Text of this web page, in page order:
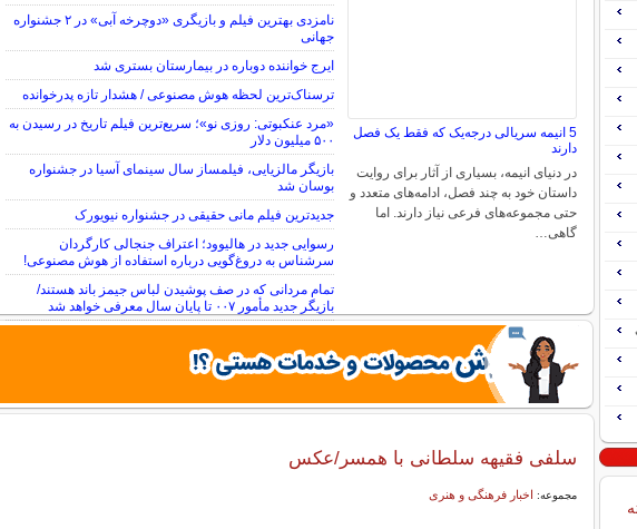
5 انیمه سریالی درجه‌یک که فقط یک فصل
دارند
در دنیای انیمه، بسیاری از آثار برای روایت
داستان خود به چند فصل، ادامه‌های متعدد و
حتی مجموعه‌های فرعی نیاز دارند. اما
گاهی…
نامزدی بهترین فیلم و بازیگری «دوچرخه آبی» در ۲ جشنواره
جهانی
ایرج خواننده دوباره در بیمارستان بستری شد
ترسناک‌ترین لحظه هوش مصنوعی / هشدار تازه پدرخوانده
«مرد عنکبوتی: روزی نو»؛ سریع‌ترین فیلم تاریخ در رسیدن به
۵۰۰ میلیون دلار
بازیگر مالزیایی، فیلمساز سال سینمای آسیا در جشنواره
بوسان شد
جدیدترین فیلم مانی حقیقی در جشنواره نیویورک
رسوایی جدید در هالیوود؛ اعتراف جنجالی کارگردان
سرشناس به دروغ‌گویی درباره استفاده از هوش مصنوعی!
تمام مردانی که در صف پوشیدن لباس جیمز باند هستند/
بازیگر جدید مأمور ۰۰۷ تا پایان سال معرفی خواهد شد
سلفی فقیهه سلطانی با همسر/عکس
مجموعه: اخبار فرهنگی و هنری